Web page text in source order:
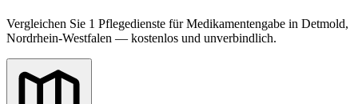
Vergleichen Sie 1 Pflegedienste für Medikamentengabe in Detmold,
Nordrhein-Westfalen — kostenlos und unverbindlich.